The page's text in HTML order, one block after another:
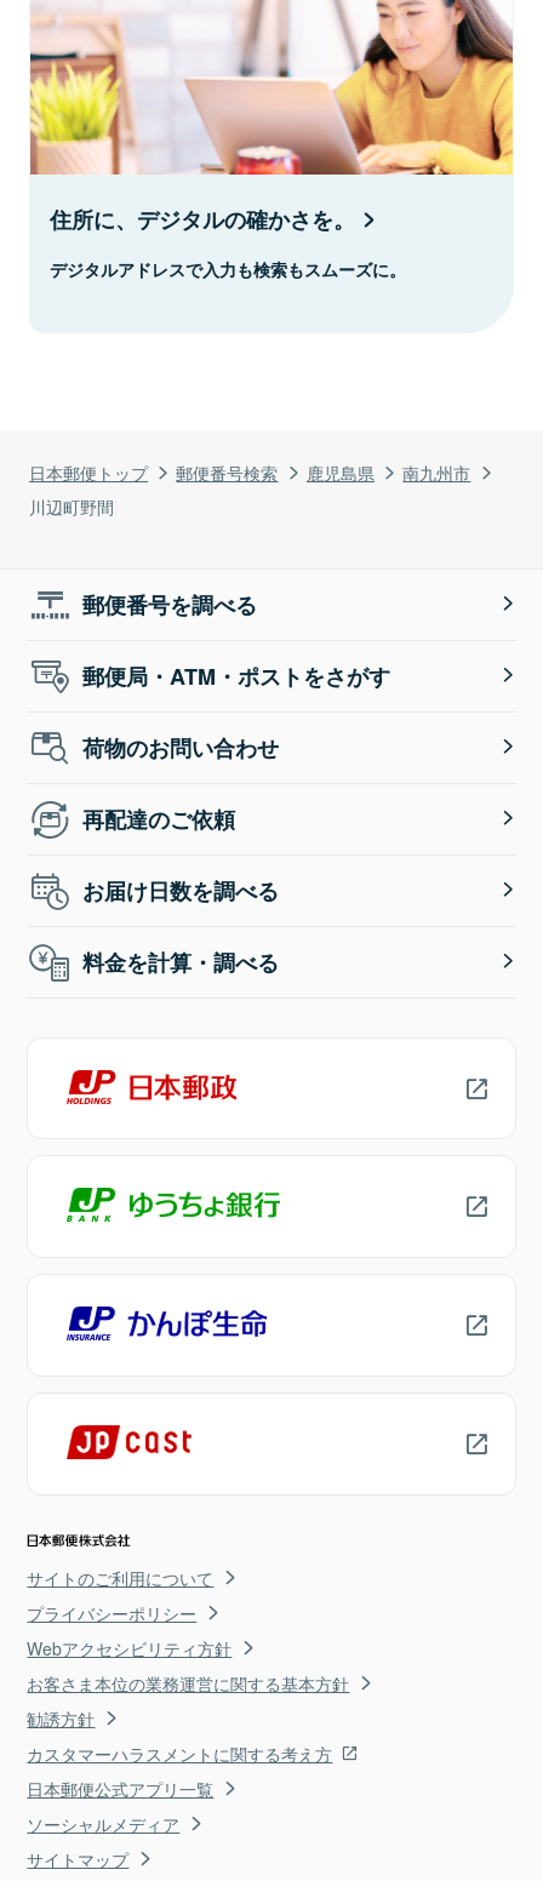
日本郵便トップ 郵便番号検索 鹿児島県
南九州市
川辺町野間
住所に、デジタルの確かさを。
デジタルアドレスで入力も検索もスムーズに。
郵便番号を調べる
郵便局・ATM・ポストをさがす
荷物のお問い合わせ
再配達のご依頼
お届け日数を調べる
料金を計算・調べる
サイトのご利用について
プライバシーポリシー
Webアクセシビリティ方針
お客さま本位の業務運営に関する基本方針
勧誘方針
カスタマーハラスメントに関する考え方
日本郵便公式アプリ一覧
ソーシャルメディア
サイトマップ